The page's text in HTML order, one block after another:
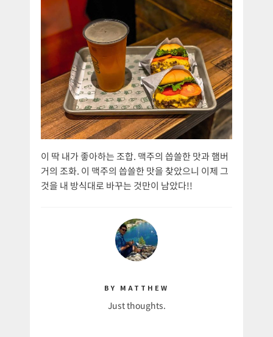
이 딱 내가 좋아하는 조합. 맥주의 씁쓸한 맛과 햄버
거의 조화. 이 맥주의 씁쓸한 맛을 찾았으니 이제 그
것을 내 방식대로 바꾸는 것만이 남았다!!
BY MATTHEW
Just thoughts.